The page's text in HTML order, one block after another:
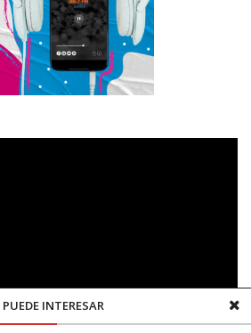
PUEDE INTERESAR